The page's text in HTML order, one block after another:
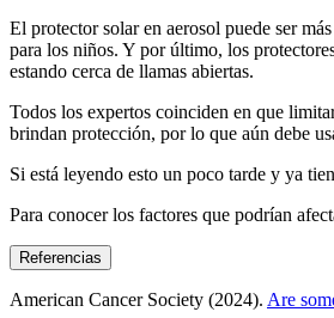
El protector solar en aerosol puede ser
para los niños. Y por último, los
estando cerca de llamas abiertas.
Todos los expertos coinciden en que
brindan protección, por lo que aún debe
Si está leyendo esto un poco tarde y ya
Para conocer los factores que podrían
Referencias
American Cancer Society (2024). Are